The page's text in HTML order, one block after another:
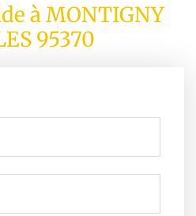
à MONTIGNY
95370